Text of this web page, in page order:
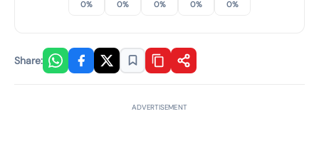
0% 0% 0% 0% 0%
Share:
ADVERTISEMENT